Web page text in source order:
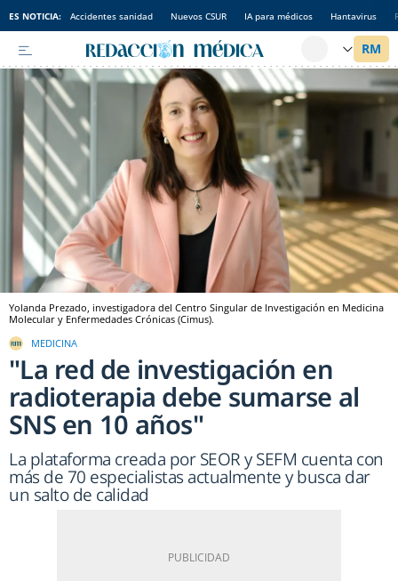
ES NOTICIA: Accidentes sanidad Nuevos CSUR IA para médicos Hantavirus
Yolanda Prezado, investigadora del Centro Singular de Investigación en Medicina
Molecular y Enfermedades Crónicas (Cimus).
MEDICINA
"La red de investigación en
radioterapia debe sumarse al
SNS en 10 años"
La plataforma creada por SEOR y SEFM cuenta con
más de 70 especialistas actualmente y busca dar
un salto de calidad